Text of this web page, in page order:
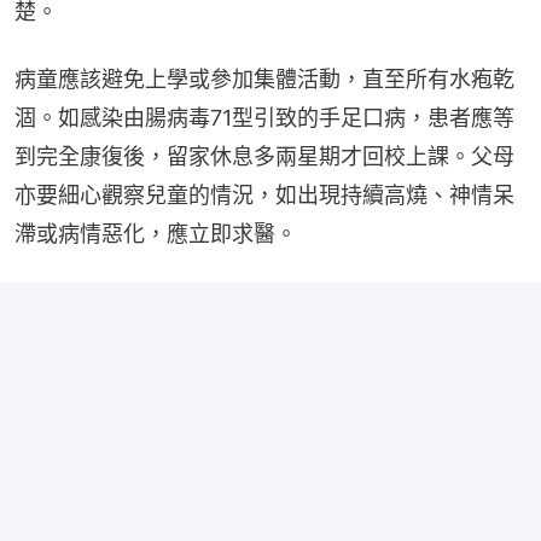
楚。
病童應該避免上學或參加集體活動，直至所有水疱乾
涸。如感染由腸病毒71型引致的手足口病，患者應等
到完全康復後，留家休息多兩星期才回校上課。父母
亦要細心觀察兒童的情況，如出現持續高燒、神情呆
滯或病情惡化，應立即求醫。